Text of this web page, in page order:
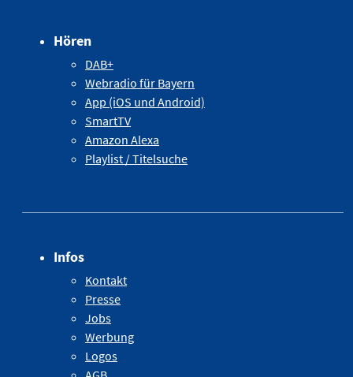
Hören
DAB+
Webradio für Bayern
App (iOS und Android)
SmartTV
Amazon Alexa
Playlist / Titelsuche
Infos
Kontakt
Presse
Jobs
Werbung
Logos